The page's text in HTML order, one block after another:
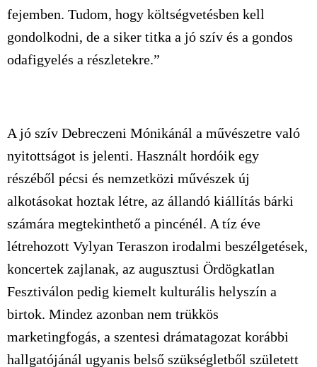
fejemben. Tudom, hogy költségvetésben kell
gondolkodni, de a siker titka a jó szív és a gondos
odafigyelés a részletekre.”
A jó szív Debreczeni Mónikánál a művészetre való
nyitottságot is jelenti. Használt hordóik egy
részéből pécsi és nemzetközi művészek új
alkotásokat hoztak létre, az állandó kiállítás bárki
számára megtekinthető a pincénél. A tíz éve
létrehozott Vylyan Teraszon irodalmi beszélgetések,
koncertek zajlanak, az augusztusi Ördögkatlan
Fesztiválon pedig kiemelt kulturális helyszín a
birtok. Mindez azonban nem trükkös
marketingfogás, a szentesi drámatagozat korábbi
hallgatójánál ugyanis belső szükségletből született